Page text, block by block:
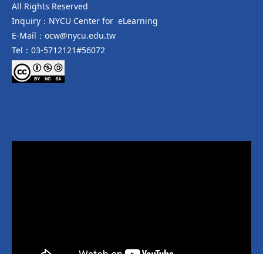
All Rights Reserved
Inquiry：NYCU Center for eLearning
E-Mail：ocw@nycu.edu.tw
Tel：03-5712121#56072